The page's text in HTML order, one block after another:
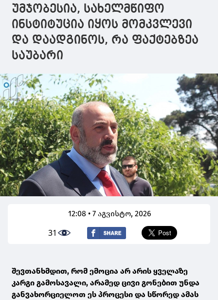
უმჯობესია, სახელმწიფო
ინსტიტუცია იყოს მომკვლევი
და დაადგინოს, რა ფაქტებზეა
საუბარი
12:08 • 7 აგვისტო, 2026
31
შევთანხმდით, რომ ემოცია არ არის ყველაზე
კარგი გამოსავალი, არამედ ცივი გონებით უნდა
განვახორციელოთ ეს პროცესი და სწორედ ამას